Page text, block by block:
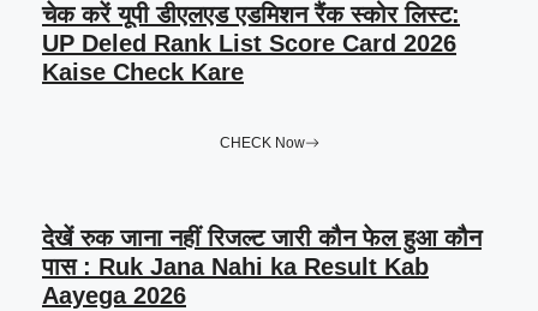
चेक करें यूपी डीएलएड एडमिशन रैंक स्कोर लिस्ट:
UP Deled Rank List Score Card 2026
Kaise Check Kare
CHECK Now
देखें रुक जाना नहीं रिजल्ट जारी कौन फेल हुआ कौन
पास : Ruk Jana Nahi ka Result Kab
Aayega 2026